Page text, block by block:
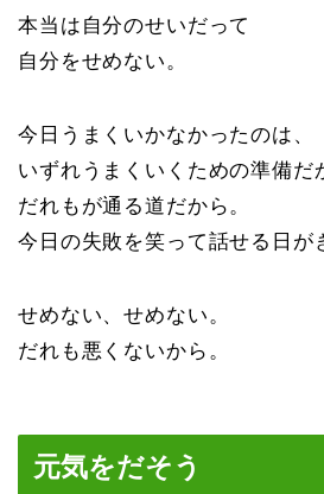
本当は自分のせいだって
自分をせめない。
今日うまくいかなかったのは、
いずれうまくいくための準備だ
だれもが通る道だから。
今日の失敗を笑って話せる日が
せめない、せめない。
だれも悪くないから。
元気をだそう